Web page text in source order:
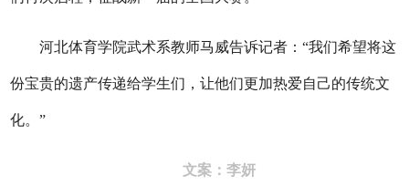
河北体育学院武术系教师马威告诉记者：“我们希望将这
份宝贵的遗产传递给学生们，让他们更加热爱自己的传统文
化。”
文案：李妍